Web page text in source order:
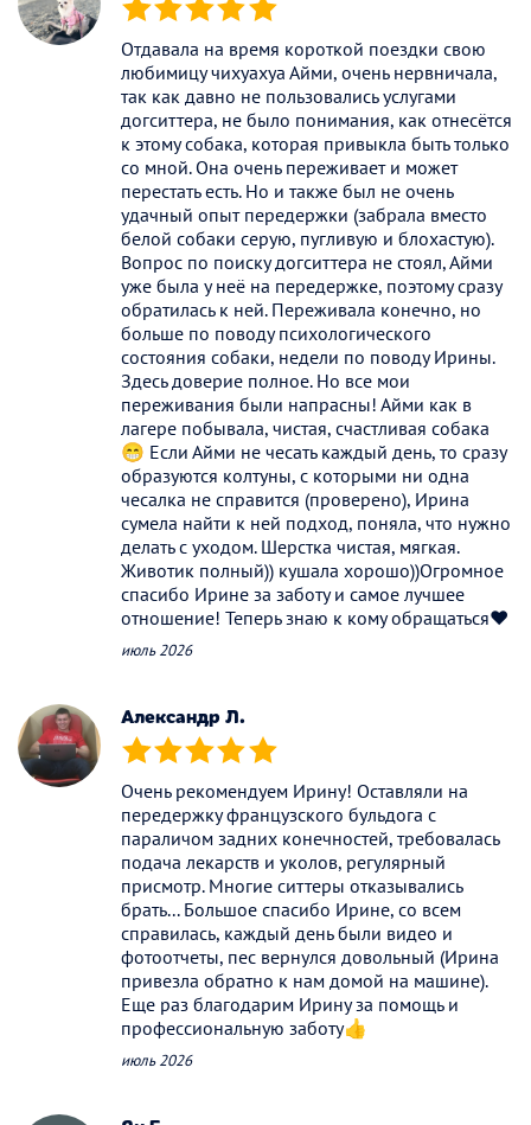
(*) (*) (*) (*) (*)
Отдавала на время короткой поездки свою
любимицу чихуахуа Айми, очень нервничала,
так как давно не пользовались услугами
догситтера, не было понимания, как отнесётся
к этому собака, которая привыкла быть только
со мной. Она очень переживает и может
перестать есть. Но и также был не очень
удачный опыт передержки (забрала вместо
белой собаки серую, пугливую и блохастую).
Вопрос по поиску догситтера не стоял, Айми
уже была у неё на передержке, поэтому сразу
обратилась к ней. Переживала конечно, но
больше по поводу психологического
состояния собаки, недели по поводу Ирины.
Здесь доверие полное. Но все мои
переживания были напрасны! Айми как в
лагере побывала, чистая, счастливая собака
😁 Если Айми не чесать каждый день, то сразу
образуются колтуны, с которыми ни одна
чесалка не справится (проверено), Ирина
сумела найти к ней подход, поняла, что нужно
делать с уходом. Шерстка чистая, мягкая.
Животик полный)) кушала хорошо))Огромное
спасибо Ирине за заботу и самое лучшее
отношение! Теперь знаю к кому обращаться❤️
июль 2026
Александр Л.
(*) (*) (*) (*) (*)
Очень рекомендуем Ирину! Оставляли на
передержку французского бульдога с
параличом задних конечностей, требовалась
подача лекарств и уколов, регулярный
присмотр. Многие ситтеры отказывались
брать... Большое спасибо Ирине, со всем
справилась, каждый день были видео и
фотоотчеты, пес вернулся довольный (Ирина
привезла обратно к нам домой на машине).
Еще раз благодарим Ирину за помощь и
профессиональную заботу👍
июль 2026